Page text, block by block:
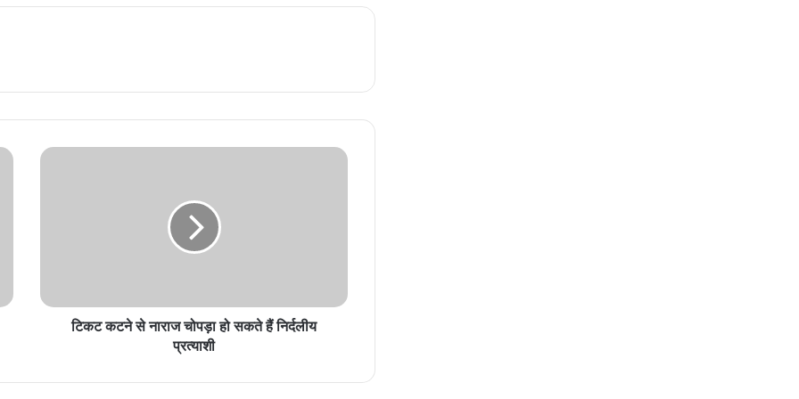
टिकट कटने से नाराज चोपड़ा हो सकते हैं निर्दलीय
प्रत्याशी